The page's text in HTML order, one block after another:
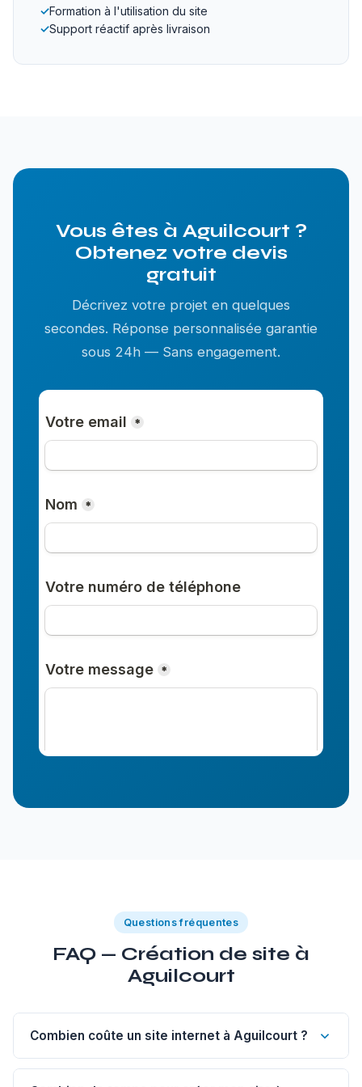
✓Formation à l'utilisation du site
✓Support réactif après livraison
Vous êtes à Aguilcourt ?
Obtenez votre devis
gratuit
Décrivez votre projet en quelques
secondes. Réponse personnalisée garantie
sous 24h — Sans engagement.
Questions fréquentes
FAQ — Création de site à
Aguilcourt
Combien coûte un site internet à Aguilcourt ?
Un site vitrine de 1 à 5 pages à Aguilcourt commence à